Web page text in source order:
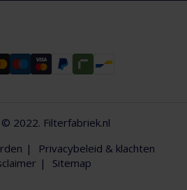
2022. Filterfabriek.nl
Privacybeleid & klachten
Sitemap